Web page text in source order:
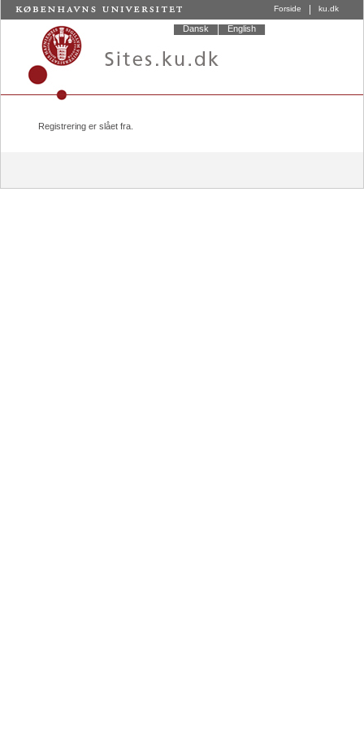
Skip
KØBENHAVNS
Menu
Forside ku.dk
Dansk English
Registrering er slået fra.